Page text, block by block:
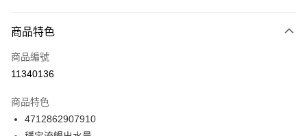
信用卡一次付款
信用卡分期付款
合作金庫商業銀行
華南商業銀行
商品特色
商品編號
11340136
商品特色
4712862907910